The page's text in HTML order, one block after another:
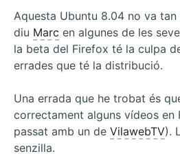
linux
Aquesta Ubuntu 8.04 no va
diu Marc en algunes de les
la beta del Firefox té la culpa
errades que té la distribució.
Una errada que he trobat és
correctament alguns vídeos en
passat amb un de VilawebTV).
senzilla.